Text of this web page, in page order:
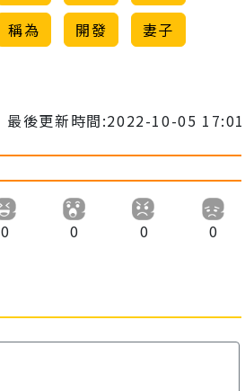
稱為 開發 妻子
最後更新時間:2022-10-05 17:01
0 0 0 0